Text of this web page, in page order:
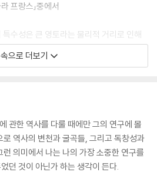
프랑스」중에서
수성은 큰 영토라는 물리적 거리로 인해
황이 낳은 결과에 다름 아니다. 하지만 긴
사의 힘이 되었다.
람들이 정주하는 것은 모든 것을 의지하
다. 영토의 이 끝에서 저 끝까지 근본적으
임없이 재생산되어 모인다. 마치 작은 행
자리 잡고 있는 것처럼, 시장이 서는 읍을
서 모인다. … 캉통(canton) 역시 사람들
, 이들 역시 크고 작은 도시 주위로 모이게
으로 더보기
관한 역사를 다룰 때에만 그의 연구에 몰
역사의 변천과 굴곡들, 그리고 독창성과
의미에서 나는 나의 가장 소중한 연구를
던 것이 아닌가 하는 생각이 든다.